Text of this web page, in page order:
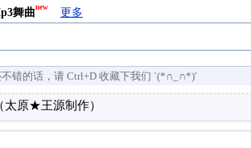
舞曲new 更多
错的话，请 Ctrl+D 收藏下我们 `(*∩_∩*)′
原★王源制作）